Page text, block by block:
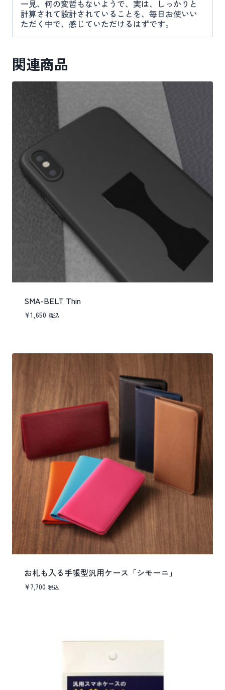
一見、何の変哲もないようで、実は、しっかりと
計算されて設計されていることを、毎日お使いい
ただく中で、感じていただけるはずです。
関連商品
SMA-BELT Thin
¥1,650 税込
お札も入る手帳型汎用ケース「シモーニ」
¥7,700 税込